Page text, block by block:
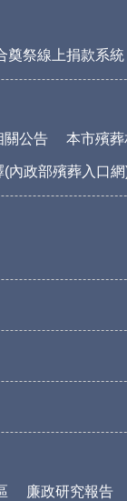
奠祭線上捐款系統
關公告 本市殯葬
內政部殯葬入口
廉政研究報告